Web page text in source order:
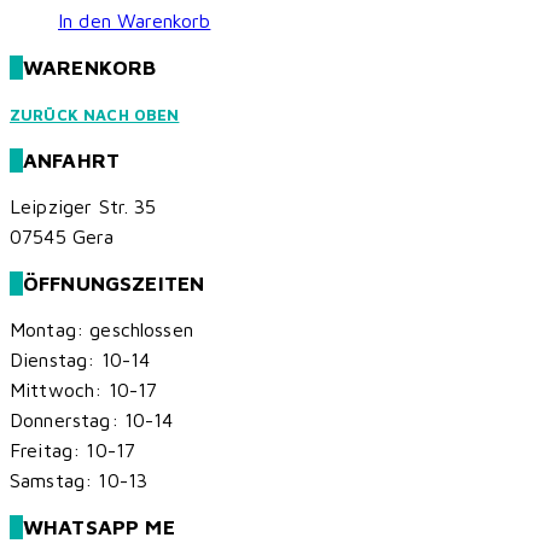
In den Warenkorb
WARENKORB
ZURÜCK NACH OBEN
ANFAHRT
Leipziger Str. 35
07545 Gera
ÖFFNUNGSZEITEN
Montag: geschlossen
Dienstag: 10-14
Mittwoch: 10-17
Donnerstag: 10-14
Freitag: 10-17
Samstag: 10-13
WHATSAPP ME